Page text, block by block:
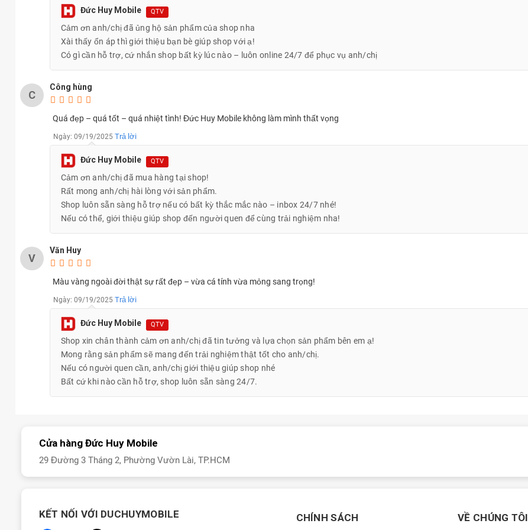
Đánh giá iPhone Air 512 GB
iPhone Air 512 GB là lựa chọn sáng giá cho người dùng cần nhiều dung lượng lưu trữ mà vẫn muốn thiết bị mỏng nhẹ, thiết kế đẹp mắt
và hiệu suất cao. So với bản 256GB, phiên bản này phù hợp hơn nếu bạn quay video nhiều, lưu ảnh RAW, hoặc thường xuyên tải nội
Đức Huy Mobile QTV
Cảm ơn anh/chị đã ủng hộ sản phẩm của shop nha
Xài thấy ổn áp thì giới thiệu bạn bè giúp shop với ạ!
Có gì cần hỗ trợ, cứ nhắn shop bất kỳ lúc nào – luôn online 24/7 để phục vụ anh/chị
C
Công hùng
Quá đẹp – quá tốt – quá nhiệt tình! Đức Huy Mobile không làm mình thất vọng
Ngày: 09/19/2025 Trả lời
Đức Huy Mobile QTV
Cảm ơn anh/chị đã mua hàng tại shop!
Rất mong anh/chị hài lòng với sản phẩm.
Shop luôn sẵn sàng hỗ trợ nếu có bất kỳ thắc mắc nào – inbox 24/7 nhé!
Nếu có thể, giới thiệu giúp shop đến người quen để cùng trải nghiệm nha!
V
Văn Huy
Màu vàng ngoài đời thật sự rất đẹp – vừa cá tính vừa mỏng sang trọng!
Ngày: 09/19/2025 Trả lời
Đức Huy Mobile QTV
Shop xin chân thành cảm ơn anh/chị đã tin tưởng và lựa chọn sản phẩm bên em ạ!
Mong rằng sản phẩm sẽ mang đến trải nghiệm thật tốt cho anh/chị.
Nếu có người quen cần, anh/chị giới thiệu giúp shop nhé
Bất cứ khi nào cần hỗ trợ, shop luôn sẵn sàng 24/7.
Cửa hàng Đức Huy Mobile
29 Đường 3 Tháng 2, Phường Vườn Lài, TP.HCM
KẾT NỐI VỚI DUCHUYMOBILE CHÍNH SÁCH VỀ CHÚNG TÔI